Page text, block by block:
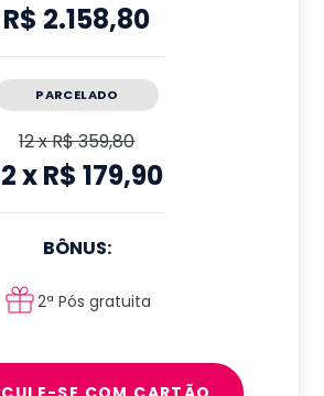
R$ 2.158,80
PARCELADO
12xR$ 359,80
xR$ 179,90
BÔNUS:
2ª Pós gratuita